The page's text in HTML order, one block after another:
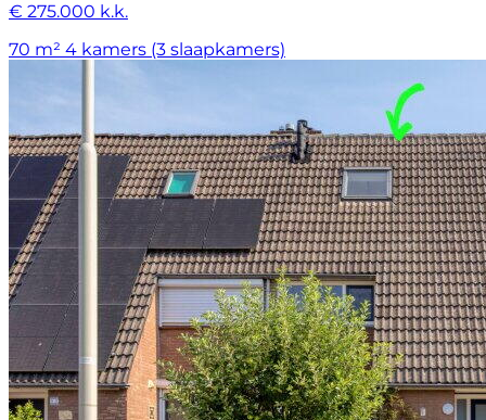
€ 275.000 k.k.
70 m² 4 kamers (3 slaapkamers)